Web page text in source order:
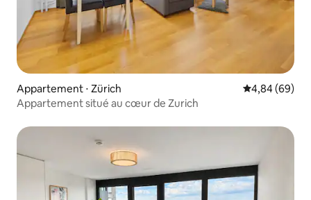
Appartement ⋅ Zürich Évaluation
4,84 (69)
Appartement situé au cœur de Zurich